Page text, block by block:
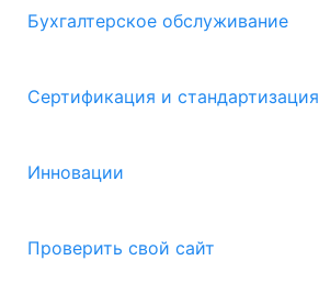
Бухгалтерское обслуживание
Сертификация и стандартизация
Инновации
Проверить свой сайт